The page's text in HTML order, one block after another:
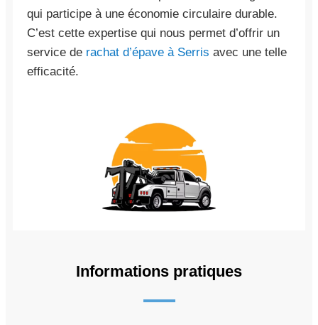
qui participe à une économie circulaire durable.
C’est cette expertise qui nous permet d’offrir un
service de rachat d’épave à Serris avec une telle
efficacité.
Informations pratiques